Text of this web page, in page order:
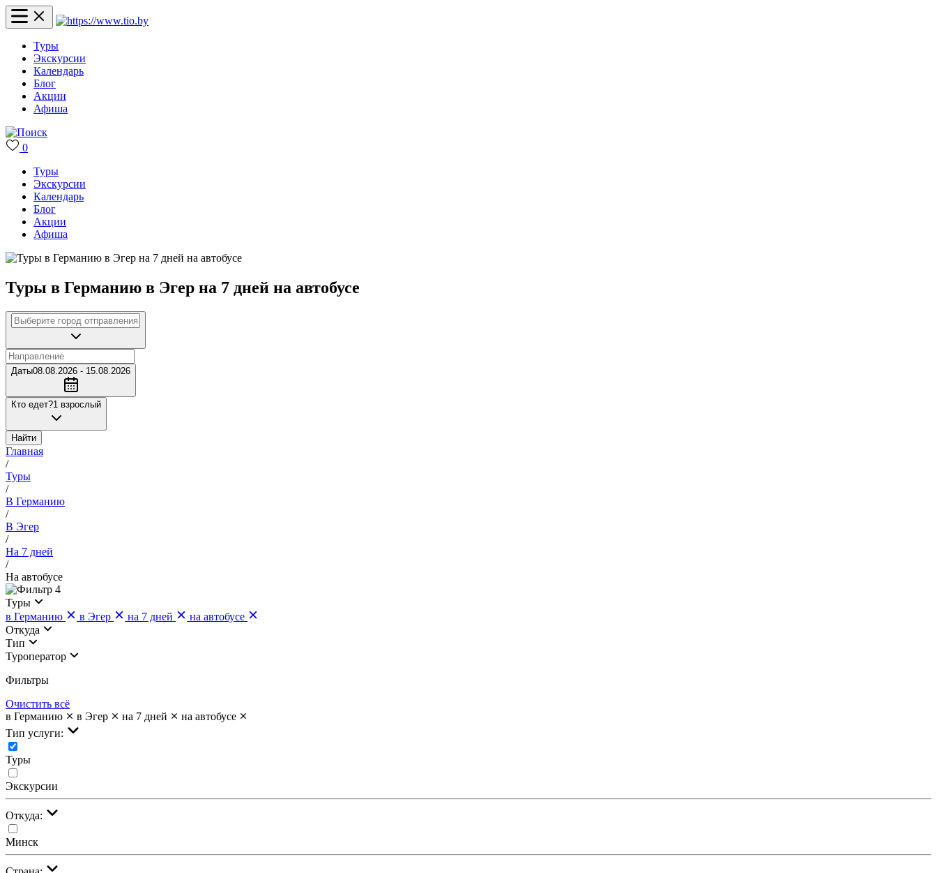
Туры
Экскурсии
Календарь
Блог
Акции
Афиша
0
Туры
Экскурсии
Календарь
Блог
Акции
Афиша
Туры в Германию в Эгер на 7 дней на автобусе
Даты08.08.2026 - 15.08.2026
Кто едет?1 взрослый
Найти
Главная
/
Туры
/
В Германию
/
В Эгер
/
На 7 дней
/
На автобусе
4
Туры
в Германию
в Эгер на 7 дней
на автобусе
Откуда
Тип
Туроператор
Фильтры
Очистить всё
в Германию
в Эгер на 7 дней
на автобусе
Тип услуги:
Туры
Экскурсии
Откуда:
Минск